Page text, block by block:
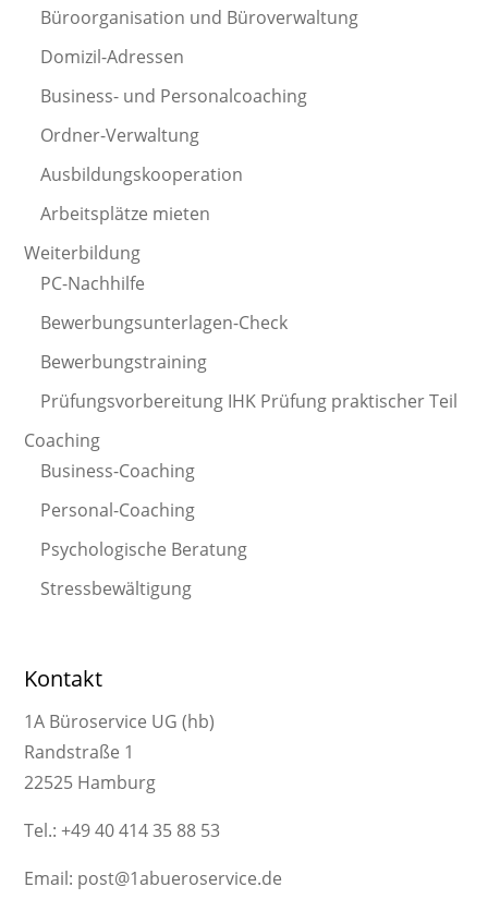
Büroorganisation und Büroverwaltung
Domizil-Adressen
Business- und Personalcoaching
Ordner-Verwaltung
Ausbildungskooperation
Arbeitsplätze mieten
Weiterbildung
PC-Nachhilfe
Bewerbungsunterlagen-Check
Bewerbungstraining
Prüfungsvorbereitung IHK Prüfung praktischer Teil
Coaching
Business-Coaching
Personal-Coaching
Psychologische Beratung
Stressbewältigung
Kontakt
1A Büroservice UG (hb)
Randstraße 1
22525 Hamburg
Tel.: +49 40 414 35 88 53
Email: post@1abueroservice.de